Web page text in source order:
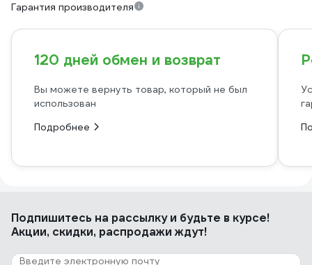
Гарантия производителя
120 дней обмен и возврат
Вы можете вернуть товар, который не был
использован
Подробнее
Подпишитесь на рассылкуи будьте в курсе!
Акции, скидки, распродажи ждут!